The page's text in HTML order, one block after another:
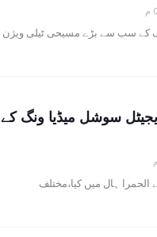
کے سب سے بڑے مسیحی ٹیلی ویژن
سوشل میڈیا ونگ کے
الحمرا ہال میں کیا،مختلف